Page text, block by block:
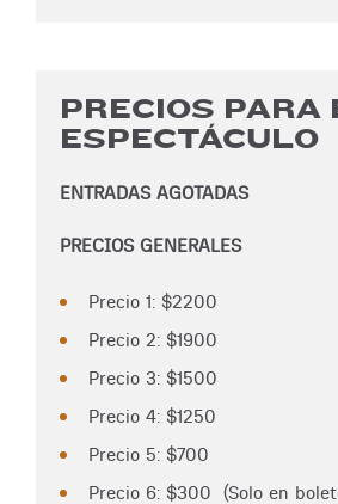
PRECIOS PARA
ESPECTÁCULO
ENTRADAS AGOTADAS
PRECIOS GENERALES
Precio 1: $2200
Precio 2: $1900
Precio 3: $1500
Precio 4: $1250
Precio 5: $700
Precio 6: $300 (Solo en